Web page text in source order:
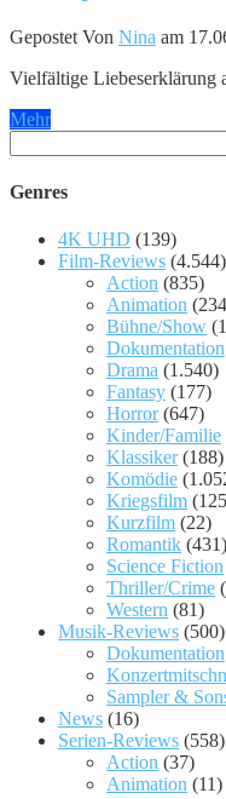
Gepostet Von Nina am
Vielfältige Liebeserklärung
Mehr
nach:
Genres
4K UHD (139)
Film-Reviews (4.544)
Action (835)
Animation
Bühne/Show
Dokumentation
Drama (1.540)
Fantasy (177)
Horror(647)
Kinder/Familie
Klassiker(188)
Komödie
Kriegsfilm
Kurzfilm (22)
Romantik (431)
Science Fiction
Thriller/Crime
Western (81)
Musik-Reviews (500)
Dokumentation
Sampler &
News (16)
Serien-Reviews (558)
Action (37)
Animation (11)